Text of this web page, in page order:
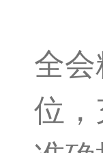
会
全
位